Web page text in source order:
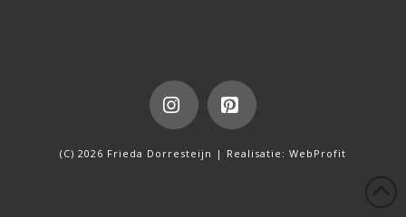
InstagramPinterest
(C) 2026 Frieda Dorresteijn | Realisatie: WebProfit